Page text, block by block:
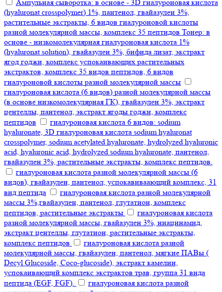
Ампульная сыворотка: в основе - 3D гиалуроновая кислота
(hyaluronat crosspolymer) 1%, пантенол, гвайазулен 3%,
растительные экстракты, 6 видов гиалуроновой кислоты
разной молекулярной массы, комплекс 35 пептидов Тонер: в
основе - низкомолекулярная гиалуроновая кислота 1%
(hyaluronat solution), гвайазулен 3%, бифида лизат, экстракт
ягод годжи, комплекс успокаивающих растительных
экстрактов, комплекс 35 видов пептидов, 6 видов
гиалуроновой кислоты разной молекулярной массы
гиалуроновая кислота (6 видов) разной молекулярной массы
(в основе низкомолекулярная ГК), гвайазулен 3%, экстракт
центеллы, пантенол, экстракт ягоды годжи, комплекс
пептидов
гиалуроновая кислота 6 видов: sodium
hyaluronate, 3D гиалуроновая кислота sodium hyaluronat
crosspolymer, sodium acetylated hyaluronate, hydrolyzed hyaluronic
acid, hyaluronic acid, hydrolyzed sodium hyaluronate, пантенол,
гвайазулен 3%, растительные экстракты, комплекс пептидов.
гиалуроновая кислота разной молекулярной массы (6
видов), гвайазулен, пантенол, успокавиваающий комплекс, 31
вид пептида
гиалуроновая кислота разной молекулярной
массы 3%,гвайазулен, пантенол, глутатион, комплекс
пептидов, растительные экстракты
гиалуроновая кислота
разной молекулярной массы, гвайазулен 3%, ниацинамид,
экстракт центеллы, глутатион, растительные экстракты,
комплекс пептидов
гиалуроновая кислота разной
молекулярной массы, гвайазулен, пантенол, мягкие ПАВы (
Decyl Glucoside, Coco-glucoside), экстракт камелии,
успокаивающий комплекс экстрактов трав, группа 31 вида
пептида (EGF, FGF).
гиалуроновая кислота разной